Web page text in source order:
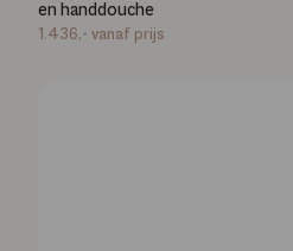
en handdouche
1.436,- vanaf prijs